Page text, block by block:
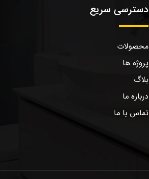
دسترسی سریع
محصولات
پروژه ها
بلاگ
درباره ما
تماس با ما